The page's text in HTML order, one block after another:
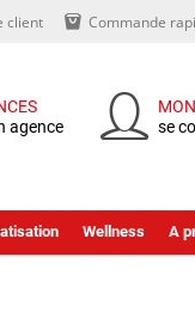
client Commande
agence
se
Wellness A